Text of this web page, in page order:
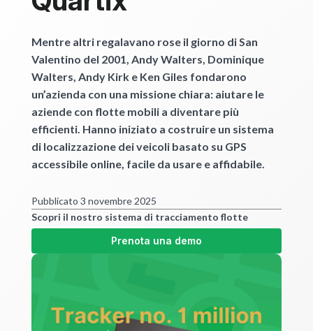
Mentre altri regalavano rose il giorno di San
Valentino del 2001, Andy Walters, Dominique
Walters, Andy Kirk e Ken Giles fondarono
un’azienda con una missione chiara: aiutare le
aziende con flotte mobili a diventare più
efficienti. Hanno iniziato a costruire un sistema
di localizzazione dei veicoli basato su GPS
accessibile online, facile da usare e affidabile.
Pubblicato 3 novembre 2025
Scopri il nostro sistema di tracciamento flotte
Prenota una demo